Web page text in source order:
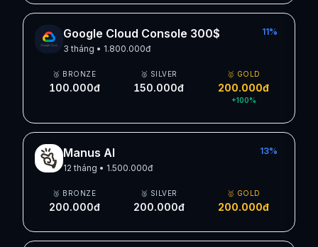
Google Cloud Console 300$
3 tháng • 1.800.000đ
11%
🥉 BRONZE
100.000đ
🥈 SILVER
150.000đ
🥇 GOLD
200.000đ
+100%
Manus AI
12 tháng • 1.500.000đ
13%
🥉 BRONZE
200.000đ
🥈 SILVER
200.000đ
🥇 GOLD
200.000đ